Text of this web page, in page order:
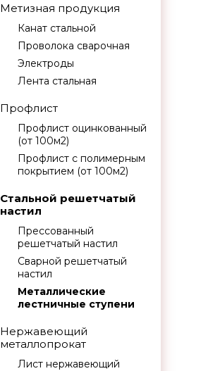
Метизная продукция
Канат стальной
Проволока сварочная
Электроды
Лента стальная
Профлист
Профлист оцинкованный
(от 100м2)
Профлист с полимерным
покрытием (от 100м2)
Стальной решетчатый
настил
Прессованный
решетчатый настил
Сварной решетчатый
настил
Металлические
лестничные ступени
Нержавеющий
металлопрокат
Лист нержавеющий